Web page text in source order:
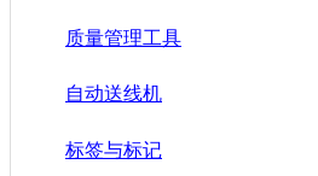
质量管理工具
自动送线机
标签与标记